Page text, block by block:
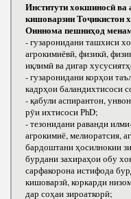
Институти хокшиносӣ
кишоварзии Тоҷикистон
Оиннома пешниҳод
- гузаронидани ташхиси
агрокимиёвӣ, физикӣ,
иқлимӣ ва дигар
- гузаронидани корҳои
кадрҳои баландихтисоси
- қабули аспирантон,
рӯи ихтисоси РhD;
- тезонидани раванди
агрокимиё, мелиоратсия,
бардоштани ҳосилнокии
бурдани захираҳои обу
сарфакорона истифода
кишоварзӣ, коркарди
дар соҳаи зироаткорӣ;